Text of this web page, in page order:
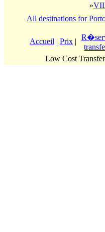
»
All destinations for
Accueil | Prix |
Low Cost